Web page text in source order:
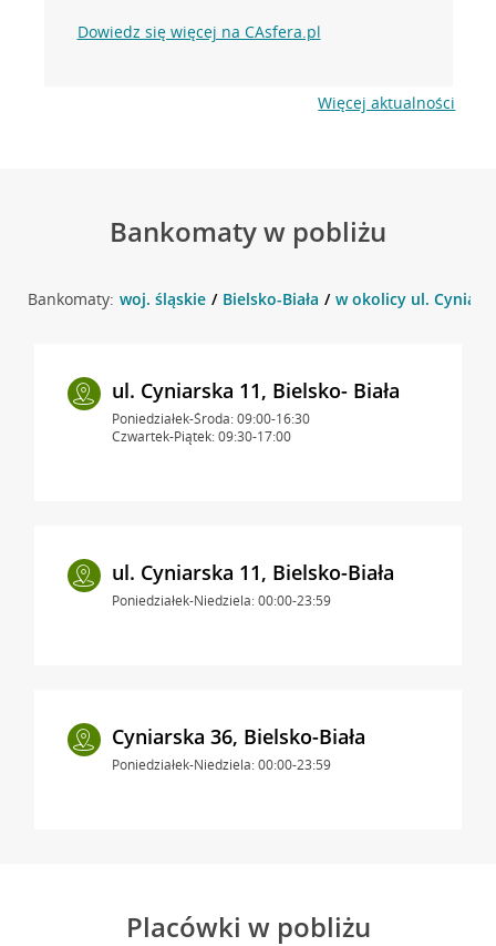
Dowiedz się więcej na CAsfera.pl
Więcej aktualności
Bankomaty w pobliżu
Bankomaty: woj. śląskie Bielsko-Biała w okolicy ul.
ul. Cyniarska 11, Bielsko- Biała
Poniedziałek-Środa: 09:00-16:30
Czwartek-Piątek: 09:30-17:00
ul. Cyniarska 11, Bielsko-Biała
Poniedziałek-Niedziela: 00:00-23:59
Cyniarska 36, Bielsko-Biała
Poniedziałek-Niedziela: 00:00-23:59
Placówki w pobliżu